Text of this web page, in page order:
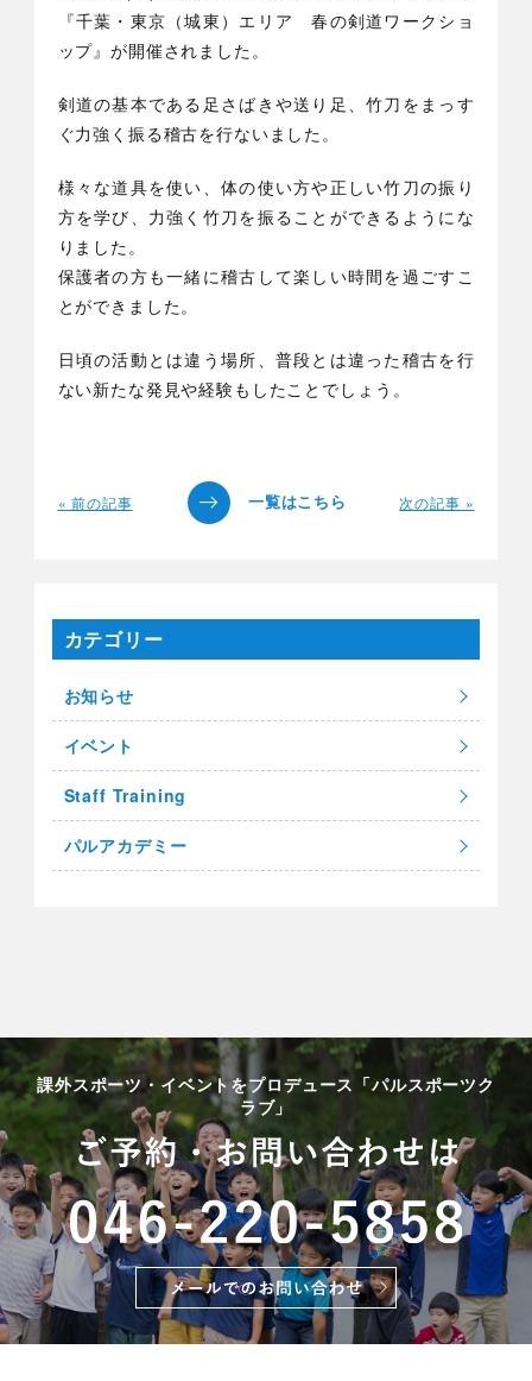
『千葉・東京（城東）エリア 春の剣道ワークショ
ップ』が開催されました。
剣道の基本である足さばきや送り足、竹刀をまっす
ぐ力強く振る稽古を行ないました。
様々な道具を使い、体の使い方や正しい竹刀の振り
方を学び、力強く竹刀を振ることができるようにな
りました。
保護者の方も一緒に稽古して楽しい時間を過ごすこ
とができました。
日頃の活動とは違う場所、普段とは違った稽古を行
ない新たな発見や経験もしたことでしょう。
« 前の記事 次の記事 »
カテゴリー
お知らせ
イベント
Staff Training
パルアカデミー
課外スポーツ・イベントをプロデュース「パルスポーツク
ラブ」